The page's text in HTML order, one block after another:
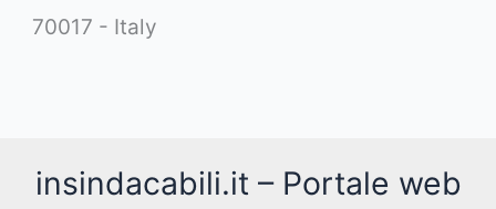
70017 - Italy
insindacabili.it – Portale web